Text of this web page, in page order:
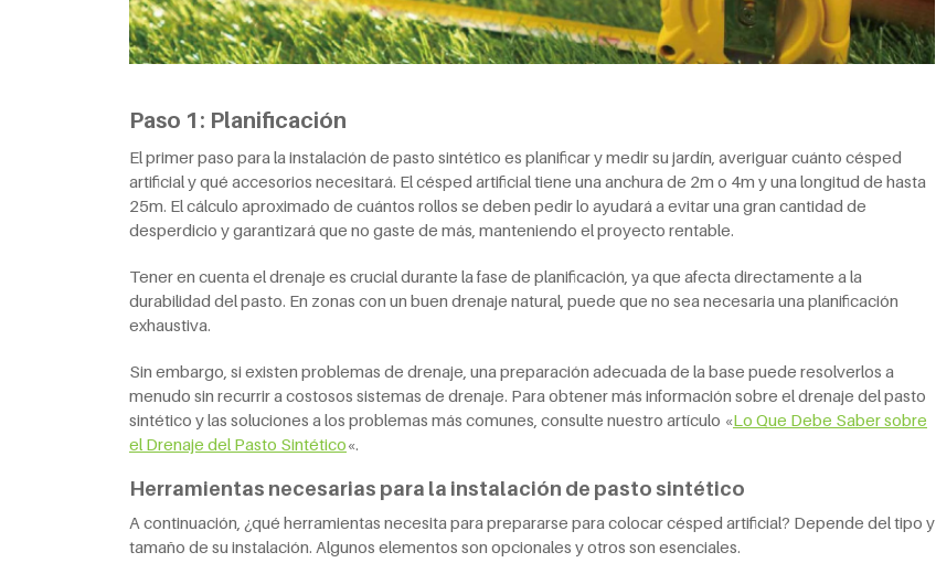
Paso 1: Planificación
El primer paso para la instalación de pasto sintético es planificar y medir su jardín, averiguar cuánto césped
artificial y qué accesorios necesitará. El césped artificial tiene una anchura de 2m o 4m y una longitud de hasta
25m. El cálculo aproximado de cuántos rollos se deben pedir lo ayudará a evitar una gran cantidad de
desperdicio y garantizará que no gaste de más, manteniendo el proyecto rentable.
Tener en cuenta el drenaje es crucial durante la fase de planificación, ya que afecta directamente a la
durabilidad del pasto. En zonas con un buen drenaje natural, puede que no sea necesaria una planificación
exhaustiva.
Sin embargo, si existen problemas de drenaje, una preparación adecuada de la base puede resolverlos a
menudo sin recurrir a costosos sistemas de drenaje. Para obtener más información sobre el drenaje del pasto
sintético y las soluciones a los problemas más comunes, consulte nuestro artículo «Lo Que Debe Saber sobre
el Drenaje del Pasto Sintético«.
Herramientas necesarias para la instalación de pasto sintético
A continuación, ¿qué herramientas necesita para prepararse para colocar césped artificial? Depende del tipo y
tamaño de su instalación. Algunos elementos son opcionales y otros son esenciales.